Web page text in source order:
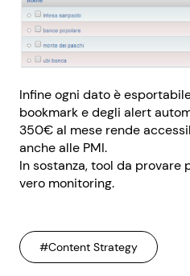
Infine ogni dato è
bookmark e degli alert
350€ al mese rende
anche alle PMI.
In sostanza, tool da provare
vero monitoring.
#Content Strategy